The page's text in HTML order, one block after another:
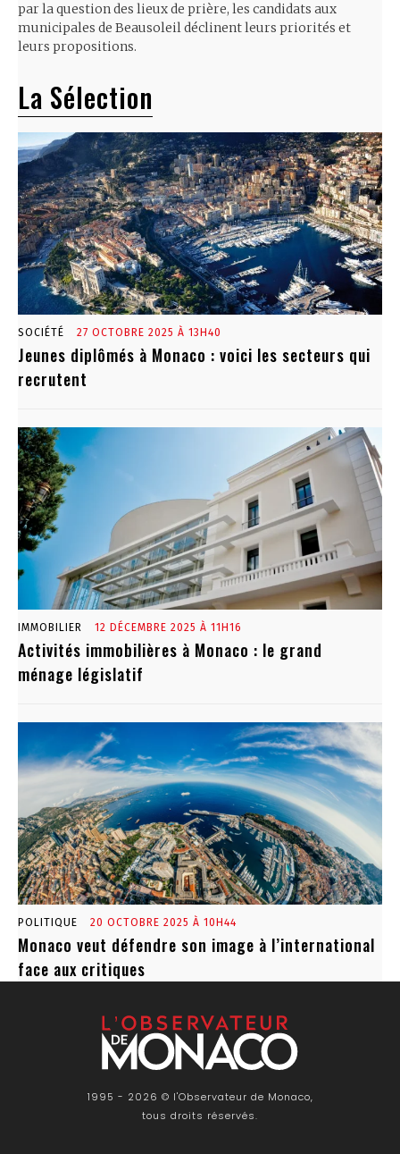
par la question des lieux de prière, les candidats aux
municipales de Beausoleil déclinent leurs priorités et
leurs propositions.
La Sélection
SOCIÉTÉ 27 OCTOBRE 2025 À 13H40
Jeunes diplômés à Monaco : voici les secteurs qui
recrutent
IMMOBILIER 12 DÉCEMBRE 2025 À 11H16
Activités immobilières à Monaco : le grand
ménage législatif
POLITIQUE 20 OCTOBRE 2025 À 10H44
Monaco veut défendre son image à l’international
face aux critiques
1995 - 2026 © l'Observateur de Monaco,
tous droits réservés.